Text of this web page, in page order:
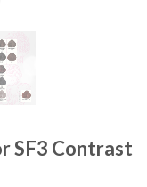
SF3 Contrast